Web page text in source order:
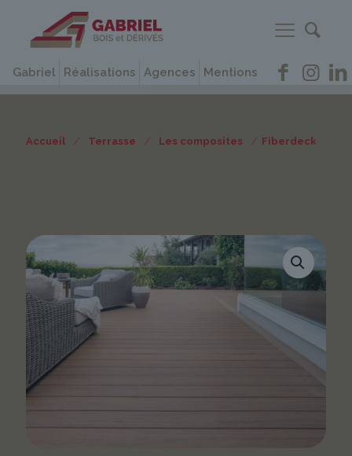
Gabriel Réalisations Agences Mentions
Accueil / Terrasse / Les composites / Fiberdeck